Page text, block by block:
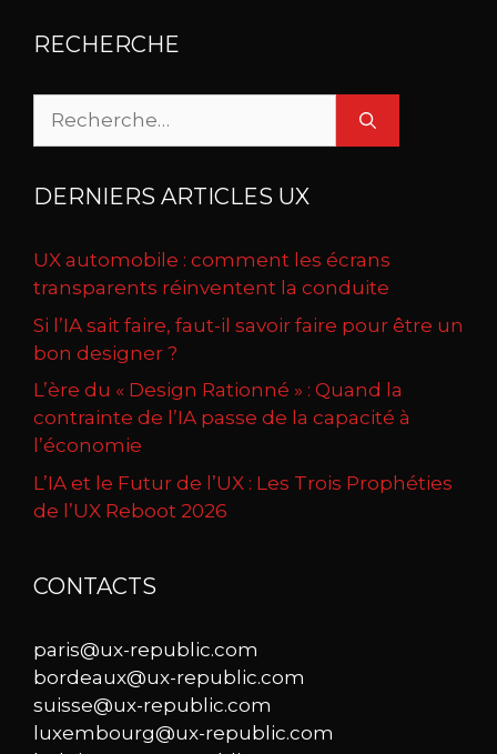
RECHERCHE
Rechercher :
DERNIERS ARTICLES UX
UX automobile : comment les écrans
transparents réinventent la conduite
Si l’IA sait faire, faut-il savoir faire pour être un
bon designer ?
L’ère du « Design Rationné » : Quand la
contrainte de l’IA passe de la capacité à
l’économie
L’IA et le Futur de l’UX : Les Trois Prophéties
de l’UX Reboot 2026
CONTACTS
paris@ux-republic.com
bordeaux@ux-republic.com
suisse@ux-republic.com
luxembourg@ux-republic.com